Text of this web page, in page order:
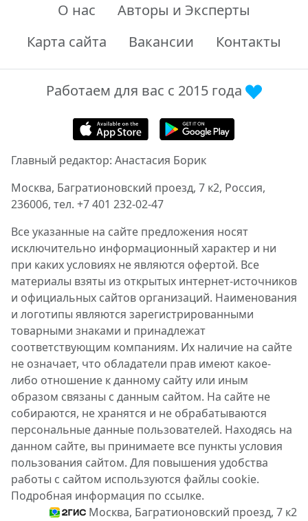
О нас
Авторы и Эксперты
Карта сайта
Вакансии Контакты
Работаем для вас с 2015 года
Главный редактор: Анастасия Борик
Москва, Багратионовский проезд, 7 к2, Россия,
236006, тел. +7 401 232-02-47
Все указанные на сайте предложения носят
исключительно информационный характер и ни
при каких условиях не являются офертой. Все
материалы взяты из открытых интернет-источников
и официальных сайтов организаций. Наименования
и логотипы являются зарегистрированными
товарными знаками и принадлежат
соответствующим компаниям. Их наличие на сайте
не означает, что обладатели прав имеют какое-
либо отношение к данному сайту или иным
образом связаны с данным сайтом. На сайте не
собираются, не хранятся и не обрабатываются
персональные данные пользователей. Находясь на
данном сайте, вы принимаете все пункты условия
пользования сайтом. Для повышения удобства
работы с сайтом используются файлы cookie.
Подробная информация по ссылке.
Москва, Багратионовский проезд, 7 к2